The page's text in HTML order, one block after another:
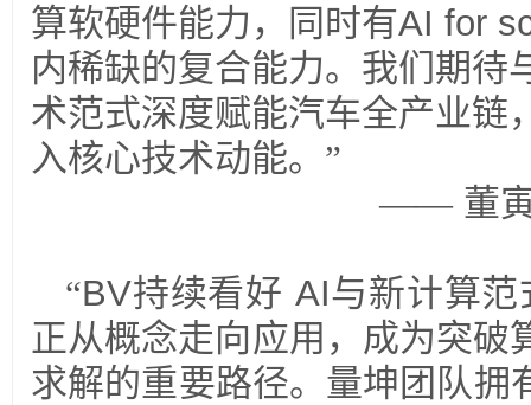
算软硬件能力，同时有AI for
内稀缺的复合能力。我们期待
术范式深度赋能汽车全产业链
入核心技术动能。”
—— 董
“BV持续看好 AI与新计算
正从概念走向应用，成为突破
求解的重要路径。量坤团队拥